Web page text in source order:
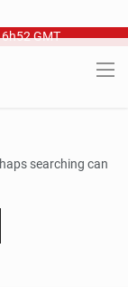
GMT
searching can